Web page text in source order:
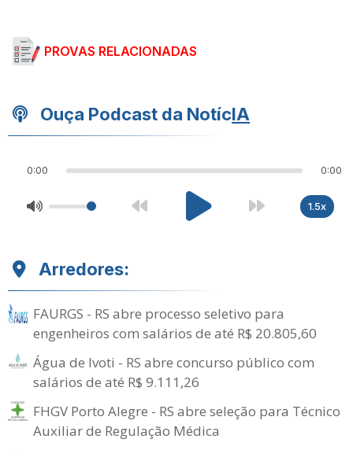
PROVAS RELACIONADAS
Ouça Podcast da NotícIA
0:00 0:00
1.5x
Arredores:
FAURGS - RS abre processo seletivo para
engenheiros com salários de até R$ 20.805,60
Água de Ivoti - RS abre concurso público com
salários de até R$ 9.111,26
FHGV Porto Alegre - RS abre seleção para Técnico
Auxiliar de Regulação Médica